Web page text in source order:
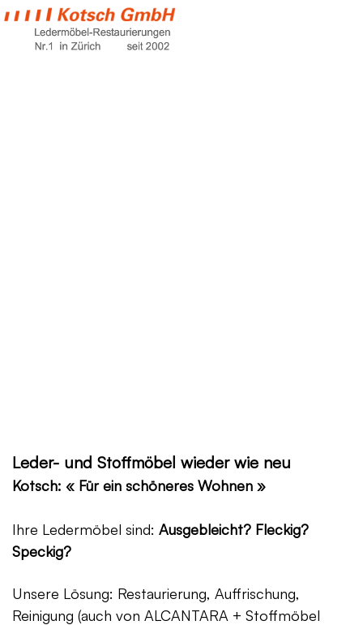
Leder- und Stoffmöbel wieder wie neu
Kotsch: « Für ein schöneres Wohnen »
Ihre Ledermöbel sind: Ausgebleicht? Fleckig?
Speckig?
Unsere Lösung: Restaurierung, Auffrischung,
Reinigung (auch von ALCANTARA + Stoffmöbel